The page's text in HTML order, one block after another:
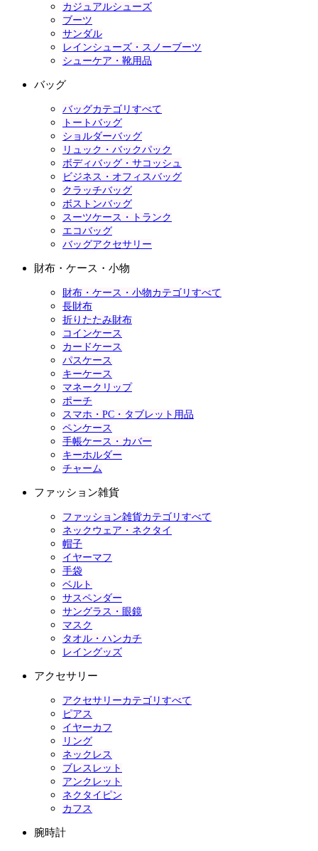
カジュアルシューズ
ブーツ
サンダル
レインシューズ・スノーブーツ
シューケア・靴用品
バッグ
バッグカテゴリすべて
トートバッグ
ショルダーバッグ
リュック・バックパック
ボディバッグ・サコッシュ
ビジネス・オフィスバッグ
クラッチバッグ
ボストンバッグ
スーツケース・トランク
エコバッグ
バッグアクセサリー
財布・ケース・小物
財布・ケース・小物カテゴリすべて
長財布
折りたたみ財布
コインケース
カードケース
パスケース
キーケース
マネークリップ
ポーチ
スマホ・PC・タブレット用品
ペンケース
手帳ケース・カバー
キーホルダー
チャーム
ファッション雑貨
ファッション雑貨カテゴリすべて
ネックウェア・ネクタイ
帽子
イヤーマフ
手袋
ベルト
サスペンダー
サングラス・眼鏡
マスク
タオル・ハンカチ
レイングッズ
アクセサリー
アクセサリーカテゴリすべて
ピアス
イヤーカフ
リング
ネックレス
ブレスレット
アンクレット
ネクタイピン
カフス
腕時計